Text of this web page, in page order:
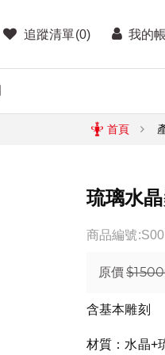
追蹤清單(0) 我的
首頁
琉璃水
商品編號
原價
含基本雕刻
材質：水晶+